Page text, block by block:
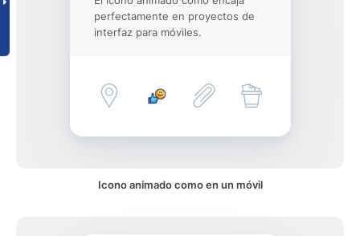
perfectamente en proyectos de
interfaz para móviles.
Icono animado como en un móvil